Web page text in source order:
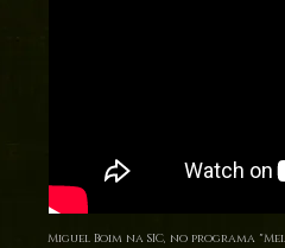
Miguel Boim na SIC, no programa